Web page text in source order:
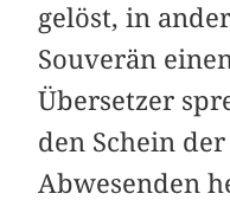
gelöst, in
Souverän
Übersetzer
den Schein
Abwesenden